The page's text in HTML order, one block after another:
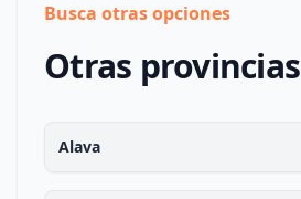
Busca otras opciones
Otras provincias
Alava